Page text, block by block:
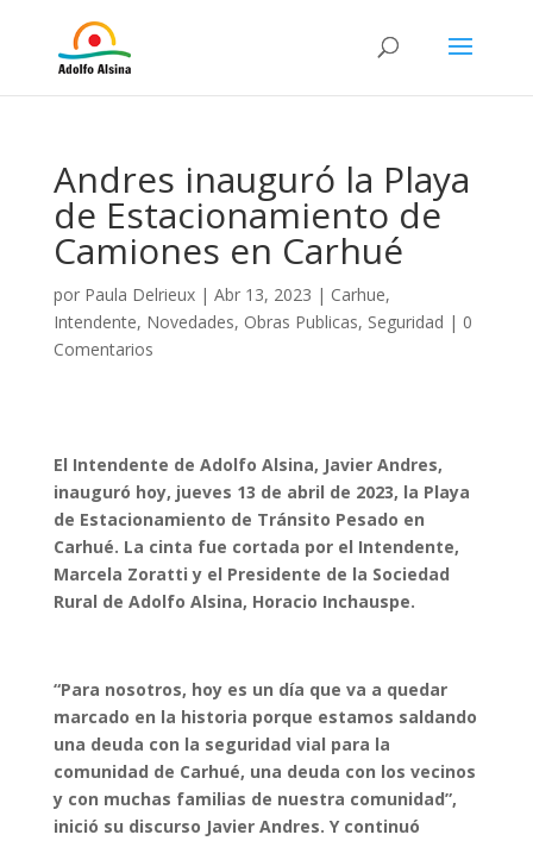
Andres inauguró la Playa
de Estacionamiento de
Camiones en Carhué
por Paula Delrieux| Abr 13, 2023 | Carhue,
Intendente, Novedades, Obras Publicas, Seguridad | 0
Comentarios
El Intendente de Adolfo Alsina, Javier Andres,
inauguró hoy, jueves 13 de abril de 2023, la Playa
de Estacionamiento de Tránsito Pesado en
Carhué. La cinta fue cortada por el Intendente,
Marcela Zoratti y el Presidente de la Sociedad
Rural de Adolfo Alsina, Horacio Inchauspe.
“Para nosotros, hoy es un día que va a quedar
marcado en la historia porque estamos saldando
una deuda con la seguridad vial para la
comunidad de Carhué, una deuda con los vecinos
y con muchas familias de nuestra comunidad”,
inició su discurso Javier Andres. Y continuó